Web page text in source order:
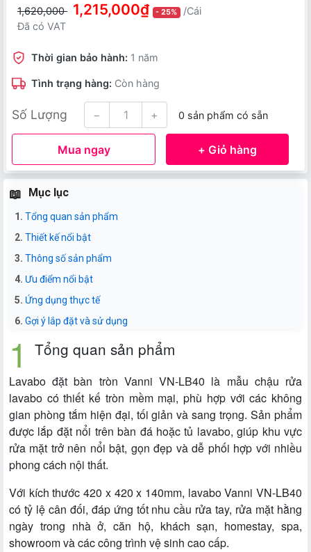
1,620,000 1,215,000₫ - 25%
/Cái
Đã có VAT
Thời gian bảo hành: 1 năm
Tình trạng hàng: Còn hàng
Số Lượng − + 0 sản phẩm có sẵn
Mua ngay + Giỏ hàng
Mục lục
Tổng quan sản phẩm
Thiết kế nổi bật
Thông số sản phẩm
Ưu điểm nổi bật
Ứng dụng thực tế
Gợi ý lắp đặt và sử dụng
Tổng quan sản phẩm
Lavabo đặt bàn tròn Vanni VN-LB40 là mẫu chậu rửa
lavabo có thiết kế tròn mềm mại, phù hợp với các không
gian phòng tắm hiện đại, tối giản và sang trọng. Sản phẩm
được lắp đặt nổi trên bàn đá hoặc tủ lavabo, giúp khu vực
rửa mặt trở nên nổi bật, gọn đẹp và dễ phối hợp với nhiều
phong cách nội thất.
Với kích thước 420 x 420 x 140mm, lavabo Vanni VN-LB40
có tỷ lệ cân đối, đáp ứng tốt nhu cầu rửa tay, rửa mặt hằng
ngày trong nhà ở, căn hộ, khách sạn, homestay, spa,
showroom và các công trình vệ sinh cao cấp.